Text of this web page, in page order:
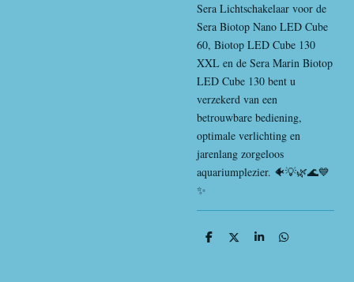
Sera Lichtschakelaar voor de
Sera Biotop Nano LED Cube
60, Biotop LED Cube 130
XXL en de Sera Marin Biotop
LED Cube 130 bent u
verzekerd van een
betrouwbare bediening,
optimale verlichting en
jarenlang zorgeloos
aquariumplezier. 🐠💡🌿🌊💙
✨
D
D
S
D